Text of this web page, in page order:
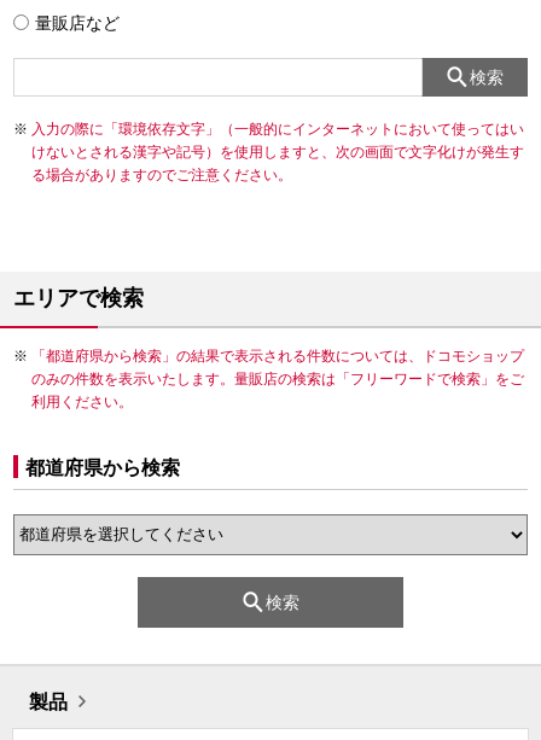
量販店など
検索
入力の際に「環境依存文字」（一般的にインターネットにおいて使ってはい
けないとされる漢字や記号）を使用しますと、次の画面で文字化けが発生す
る場合がありますのでご注意ください。
エリアで検索
「都道府県から検索」の結果で表示される件数については、ドコモショップ
のみの件数を表示いたします。量販店の検索は「フリーワードで検索」をご
利用ください。
都道府県から検索
検索
製品